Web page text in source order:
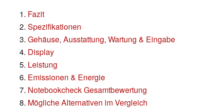
Fazit
Spezifikationen
Gehäuse, Ausstattung, Wartung & Eingabe
Display
Leistung
Emissionen & Energie
Notebookcheck Gesamtbewertung
Mögliche Alternativen im Vergleich